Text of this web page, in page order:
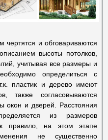
чертятся и обговариваются
высоты потолков,
учитывая все размеры и
определиться с
пластик и дерево имеют
также согласовываются
окон и дверей. Расстояния
из размеров
правило, на этом этапе
не существенно